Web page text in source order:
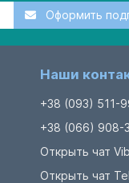
Оформить
Наши
+38 (093) 511-
+38 (066) 908-
Открыть чат
Открыть чат